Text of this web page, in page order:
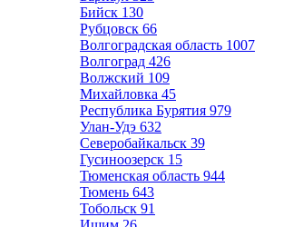
Бийск 130
Рубцовск 66
Волгоградская область 1007
Волгоград 426
Волжский 109
Михайловка 45
Республика Бурятия 979
Улан-Удэ 632
Северобайкальск 39
Гусиноозерск 15
Тюменская область 944
Тюмень 643
Тобольск 91